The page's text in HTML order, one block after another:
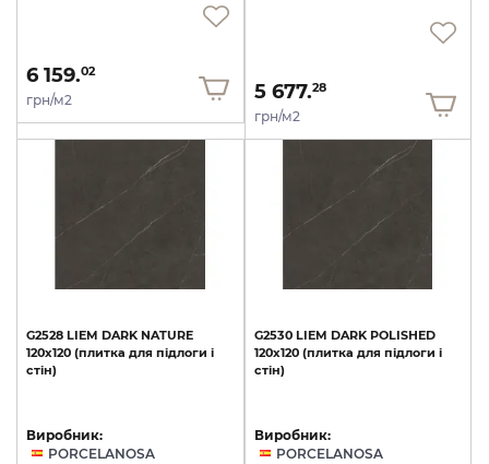
6 159.02
грн/м2 5 677.28
грн/м2
G2528 LIEM DARK NATURE
120x120 (плитка для підлоги і
стін)
Виробник:
PORCELANOSA
G2530 LIEM DARK POLISHED
120x120 (плитка для підлоги і
стін)
Виробник:
PORCELANOSA